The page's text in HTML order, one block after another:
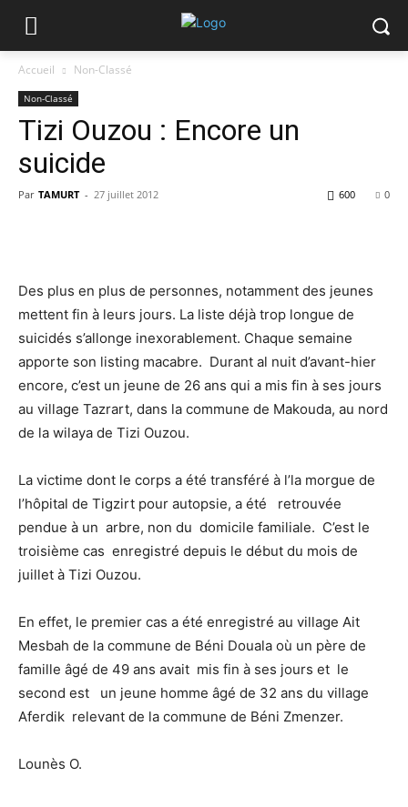
Accueil Non-Classé
Non-Classé
Tizi Ouzou : Encore un
suicide
Par TAMURT - 27 juillet 2012 0
600
Des plus en plus de personnes, notamment des jeunes
mettent fin à leurs jours. La liste déjà trop longue de
suicidés s’allonge inexorablement. Chaque semaine
apporte son listing macabre. Durant al nuit d’avant-hier
encore, c’est un jeune de 26 ans qui a mis fin à ses jours
au village Tazrart, dans la commune de Makouda, au nord
de la wilaya de Tizi Ouzou.
La victime dont le corps a été transféré à l’la morgue de
l’hôpital de Tigzirt pour autopsie, a été retrouvée
pendue à un arbre, non du domicile familiale. C’est le
troisième cas enregistré depuis le début du mois de
juillet à Tizi Ouzou.
En effet, le premier cas a été enregistré au village Ait
Mesbah de la commune de Béni Douala où un père de
famille âgé de 49 ans avait mis fin à ses jours et le
second est un jeune homme âgé de 32 ans du village
Aferdik relevant de la commune de Béni Zmenzer.
Lounès O.